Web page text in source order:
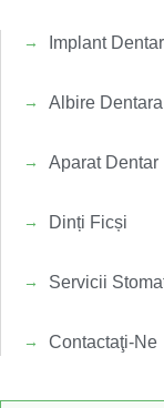
Implant Dentar
Albire Dentara
Aparat Dentar
Dinți Ficși
Servicii
Contactaţi-Ne